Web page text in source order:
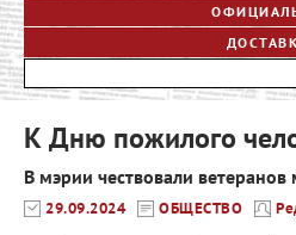
К Дню пожилого
В мэрии чествовали
29.09.2024 ОБЩЕСТВО